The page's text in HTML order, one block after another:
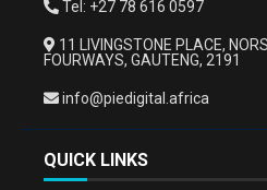
QUICK LINKS
Tel: +27 78 616 0597
11 LIVINGSTONE PLACE,
FOURWAYS, GAUTENG, 2191
info@piedigital.africa